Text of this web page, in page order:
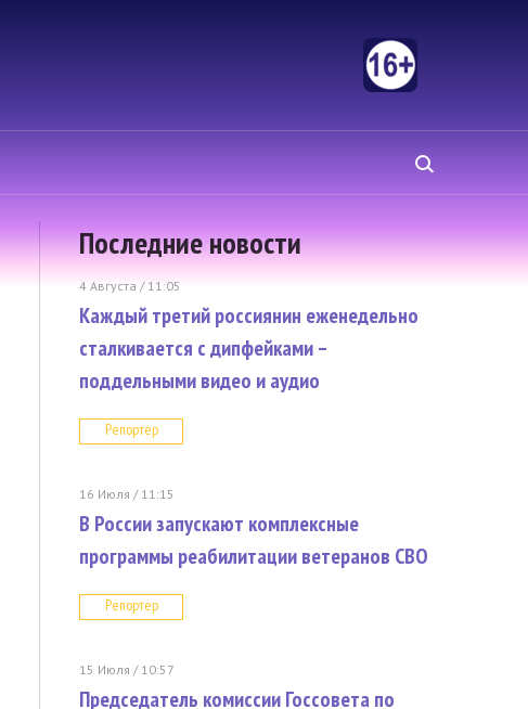
Последние новости
4 Августа / 11:05
Каждый третий россиянин еженедельно
сталкивается с дипфейками –
поддельными видео и аудио
Репортер
16 Июля / 11:15
В России запускают комплексные
программы реабилитации ветеранов СВО
Репортер
15 Июля / 10:57
Председатель комиссии Госсовета по